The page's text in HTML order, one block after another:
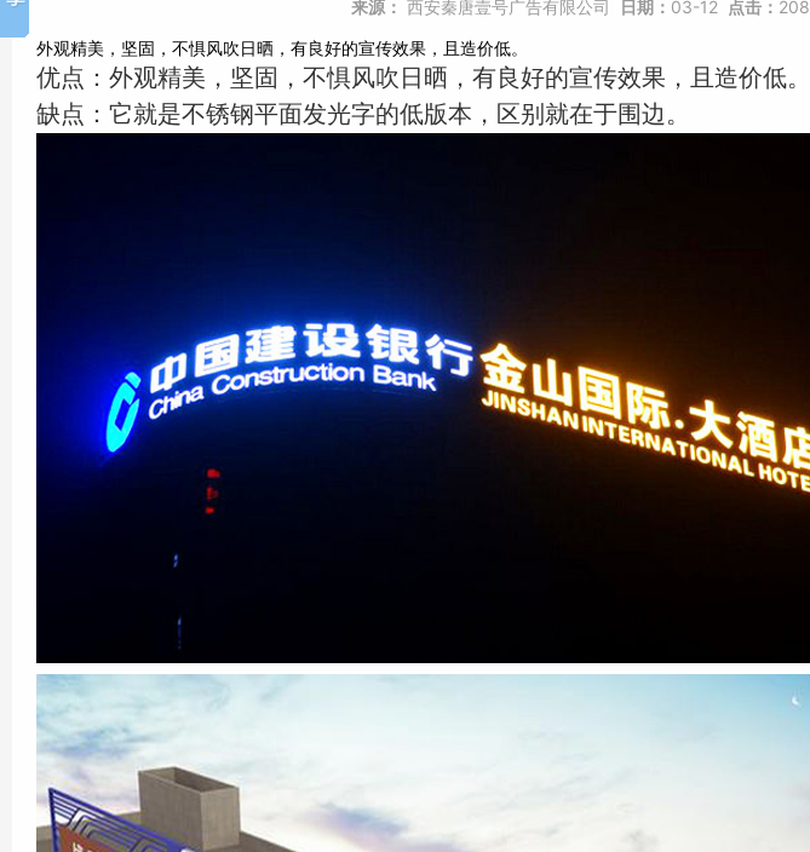
来源： 西安秦唐壹号广告有限公司 日期： 03-12 点击： 208
外观精美，坚固，不惧风吹日晒，有良好的宣传效果，且造价低。
优点：外观精美，坚固，不惧风吹日晒，有良好的宣传效果，且造价低。
缺点：它就是不锈钢平面发光字的低版本，区别就在于围边。